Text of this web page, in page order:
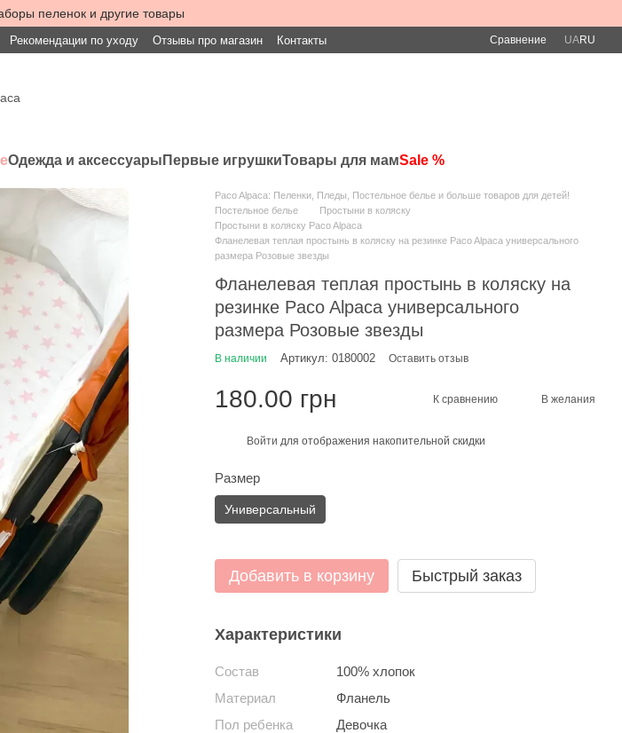
пеленок и другие товары
Рекомендации по уходу Отзывы про магазин Контакты Сравнение UARU
Одежда и аксессуары Первые игрушкиТовары для мамSale %
Paco Alpaca: Пеленки, Пледы, Постельное белье и больше товаров для детей!
Постельное белье
Простыни в коляску
Простыни в коляску Paco Alpaca
Фланелевая теплая простынь в коляску на резинке Paco Alpaca универсального
размера Розовые звезды
Фланелевая теплая простынь в коляску на
резинке Paco Alpaca универсального
размера Розовые звезды
В наличии Артикул: 0180002 Оставить отзыв
180.00 грн К сравнению В желания
Войти для отображения накопительной скидки
Размер
Универсальный
Добавить в корзину Быстрый заказ
Характеристики
Состав
100% хлопок
Материал
Фланель
Пол ребенка
Девочка